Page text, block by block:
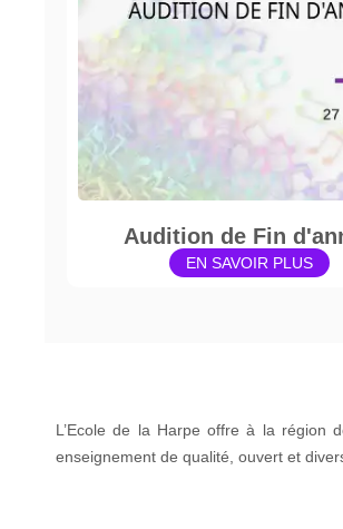
Audition de Fin
EN SAVOIR PLUS
L’Ecole de la Harpe offre à la région
enseignement de qualité, ouvert et